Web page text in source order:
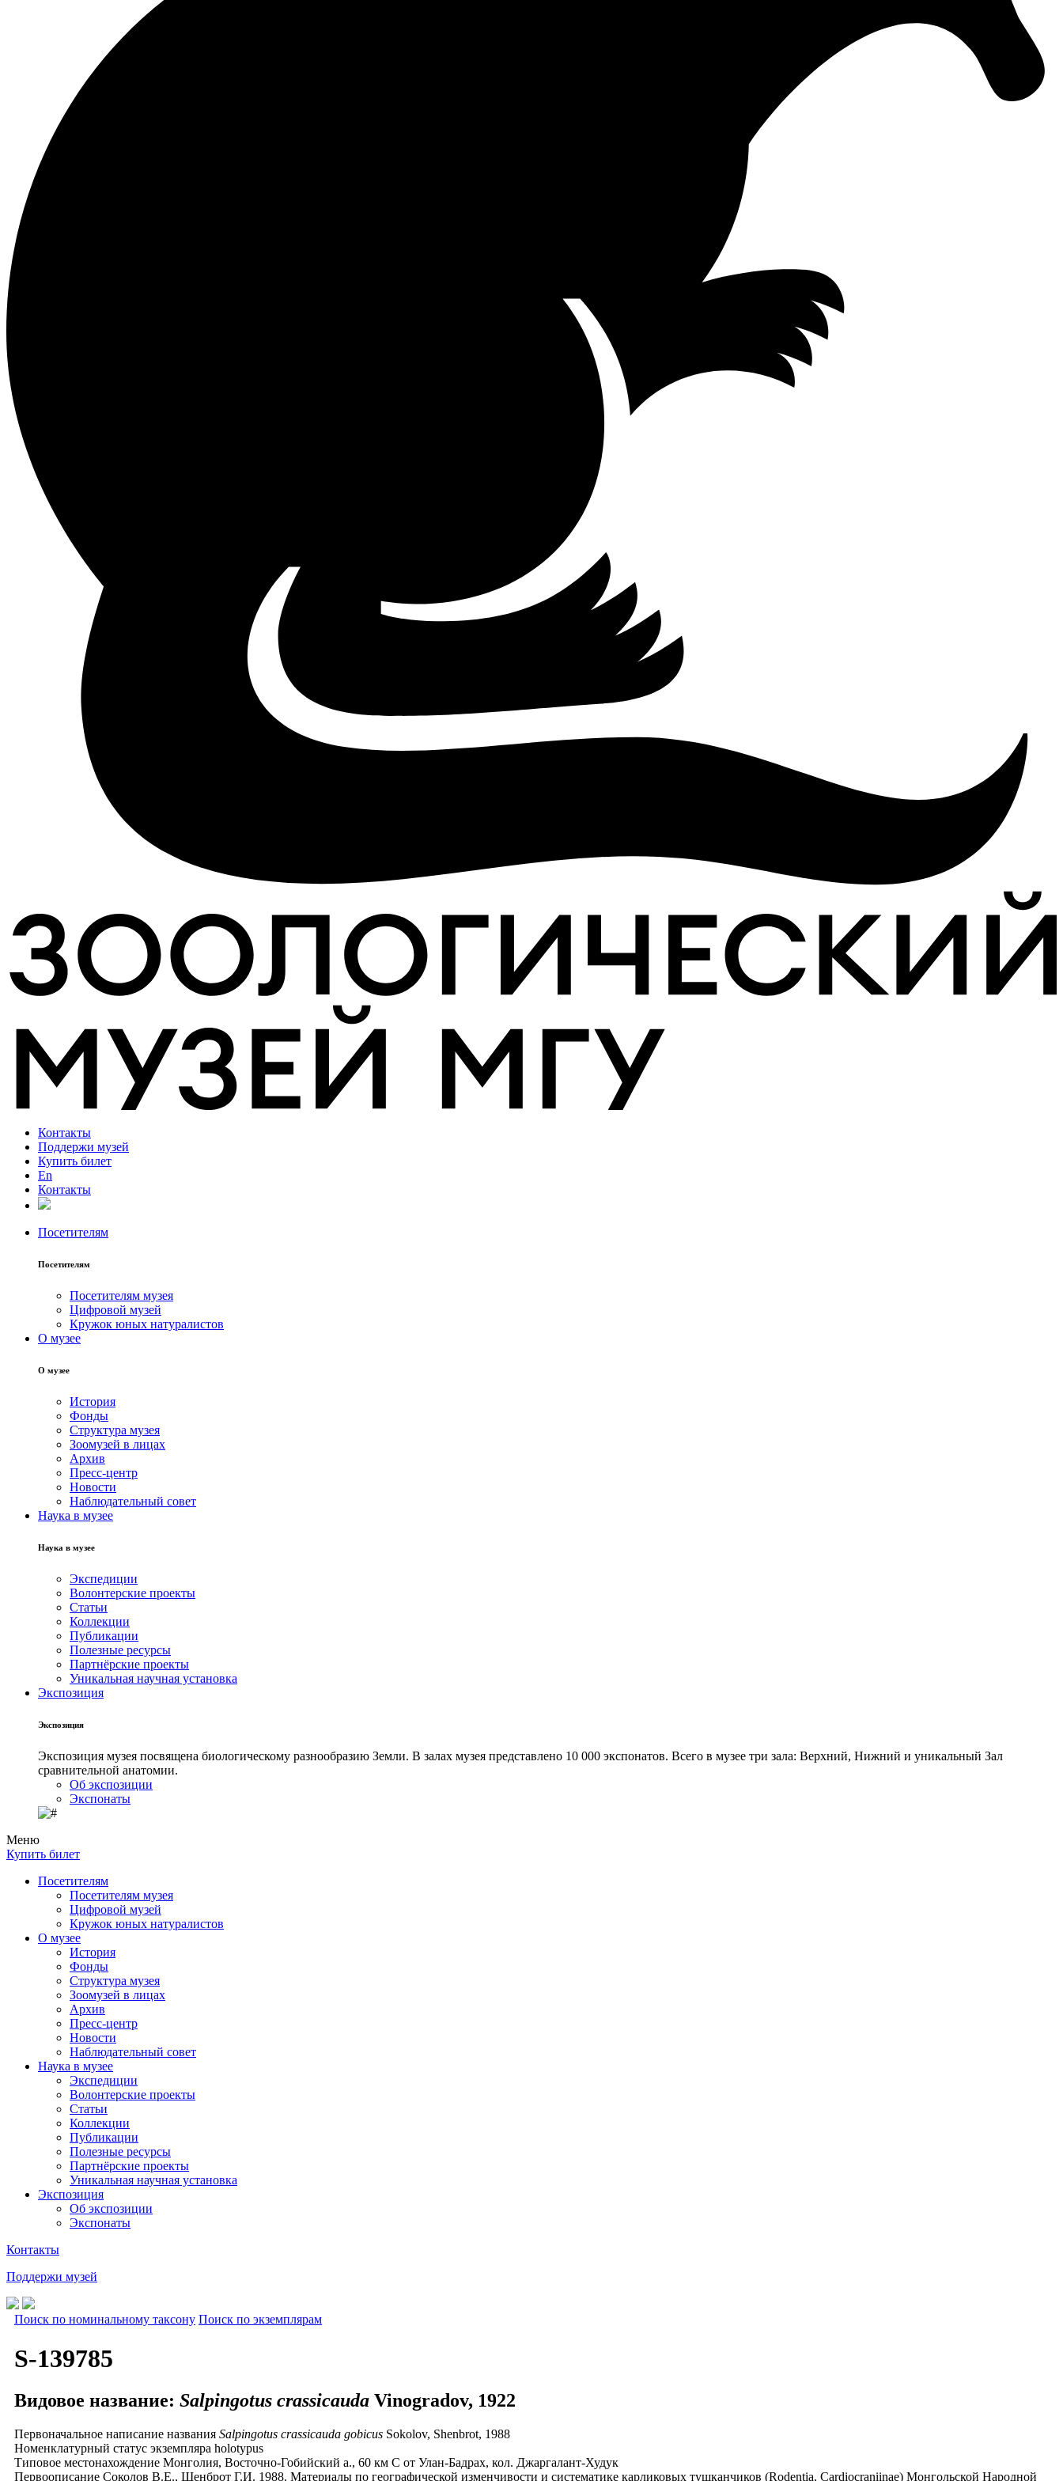
Контакты
Поддержи музей
Купить билет
En
Контакты
Посетителям
Посетителям
Посетителям музея
Цифровой музей
Кружок юных натуралистов
О музее
О музее
История
Фонды
Структура музея
Зоомузей в лицах
Архив
Пресс-центр
Новости
Наблюдательный совет
Наука в музее
Наука в музее
Экспедиции
Волонтерские проекты
Статьи
Коллекции
Публикации
Полезные ресурсы
Партнёрские проекты
Уникальная научная установка
Экспозиция
Экспозиция
Экспозиция музея посвящена биологическому разнообразию Земли. В залах музея представлено 10 000 экспонатов. Всего в музее три зала: Верхний, Нижний и уникальный Зал
сравнительной анатомии.
Об экспозиции
Экспонаты
Меню
Купить билет
Посетителям
Посетителям музея
Цифровой музей
Кружок юных натуралистов
О музее
История
Фонды
Структура музея
Зоомузей в лицах
Архив
Пресс-центр
Новости
Наблюдательный совет
Наука в музее
Экспедиции
Волонтерские проекты
Статьи
Коллекции
Публикации
Полезные ресурсы
Партнёрские проекты
Уникальная научная установка
Экспозиция
Об экспозиции
Экспонаты
Контакты
Поддержи музей
Поиск по номинальному таксону Поиск по экземплярам
S-139785
Видовое название: Salpingotus crassicauda Vinogradov, 1922
Первоначальное написание названия Salpingotus crassicauda gobicus Sokolov, Shenbrot, 1988
Номенклатурный статус экземпляра holotypus
Типовое местонахождение Монголия, Восточно-Гобийский а., 60 км С от Улан-Бадрах, кол. Джаргалант-Худук
Первоописание Соколов В.Е., Шенброт Г.И. 1988. Материалы по географической изменчивости и систематике карликовых тушканчиков (Rodentia, Cardiocraniinae) Монгольской Народной